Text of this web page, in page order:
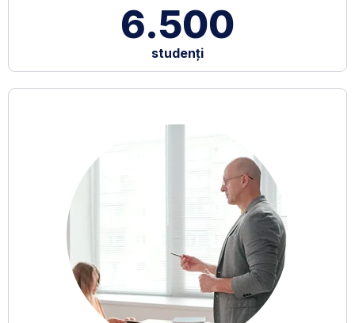
6.500
studenți